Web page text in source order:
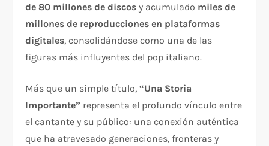
de 80 millones de discos y acumulado miles de
millones de reproducciones en plataformas
digitales, consolidándose como una de las
figuras más influyentes del pop italiano.
Más que un simple título,“Una Storia
Importante” representa el profundo vínculo entre
el cantante y su público: una conexión auténtica
que ha atravesado generaciones, fronteras y